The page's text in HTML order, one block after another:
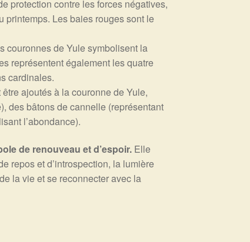
protection contre les forces négatives,
printemps. Les baies rouges sont le
couronnes de Yule symbolisent la
représentent également les quatre
cardinales.
ajoutés à la couronne de Yule,
des bâtons de cannelle (représentant
l’abondance).
de renouveau et d’espoir.Elle
repos et d’introspection, la lumière
la vie et se reconnecter avec la